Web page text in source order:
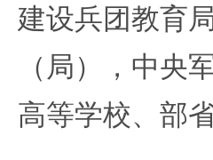
建设兵团教育
（局），中央
高等学校、部